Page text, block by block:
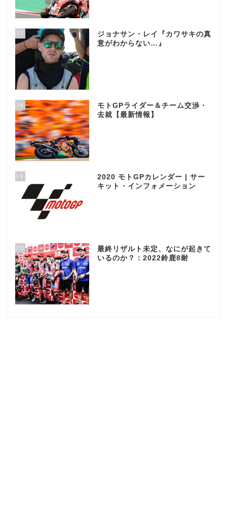
17
ジョナサン・レイ『カワサキの真
意がわからない…』
18
モトGPライダー＆チーム交渉・
去就【最新情報】
19
2020 モトGPカレンダー | サー
キット・インフォメーション
20
最終リザルト未定、なにが起きて
いるのか？：2022鈴鹿8耐